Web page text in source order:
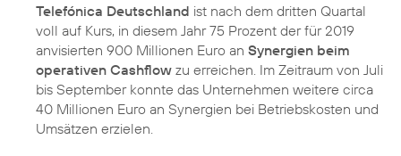
Telefónica Deutschland ist nach dem dritten Quartal
voll auf Kurs, in diesem Jahr 75 Prozent der für 2019
anvisierten 900 Millionen Euro an Synergien beim
operativen Cashflow zu erreichen. Im Zeitraum von Juli
bis September konnte das Unternehmen weitere circa
40 Millionen Euro an Synergien bei Betriebskosten und
Umsätzen erzielen.